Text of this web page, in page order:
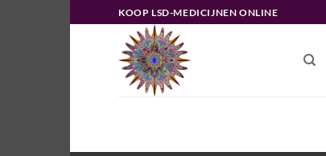
naar
KOOP LSD-MEDICIJNEN ONLINE